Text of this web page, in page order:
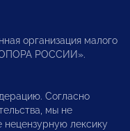
организация малого
РОССИИ».
Согласно
мы не
лексику